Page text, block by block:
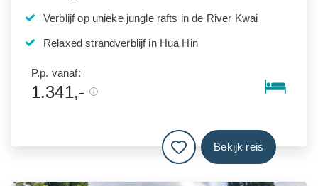
Verblijf op unieke jungle rafts in de River Kwai
Relaxed strandverblijf in Hua Hin
P.p. vanaf:
1.341,-
Bekijk reis